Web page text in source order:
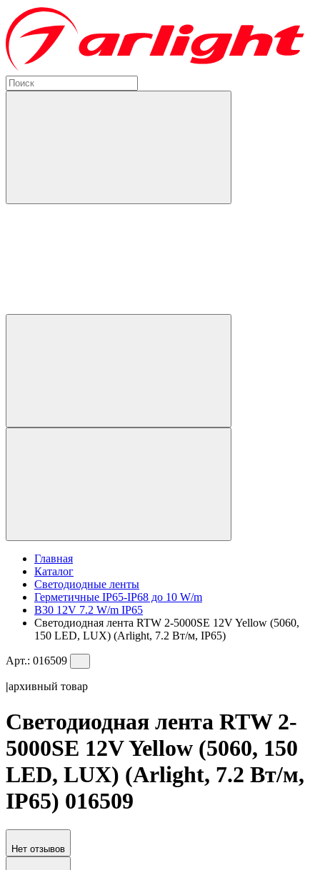
Главная
Каталог
Светодиодные ленты
Герметичные IP65-IP68 до 10 W/m
B30 12V 7.2 W/m IP65
Светодиодная лента RTW 2-5000SE 12V Yellow (5060,
150 LED, LUX) (Arlight, 7.2 Вт/м, IP65)
Арт.: 016509
|архивный товар
Светодиодная лента RTW 2-
5000SE 12V Yellow (5060, 150
LED, LUX) (Arlight, 7.2 Вт/м,
IP65) 016509
Нет отзывов